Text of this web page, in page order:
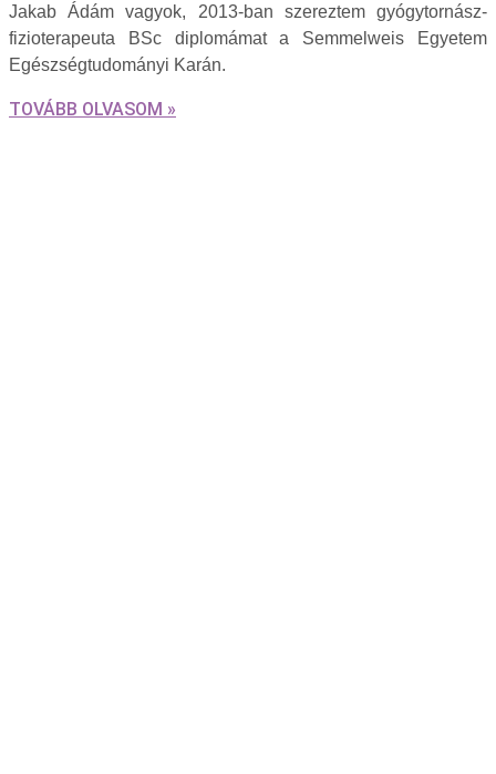
Jakab Ádám vagyok, 2013-ban szereztem gyógytornász-
fizioterapeuta BSc diplomámat a Semmelweis Egyetem
Egészségtudományi Karán.
TOVÁBB OLVASOM »